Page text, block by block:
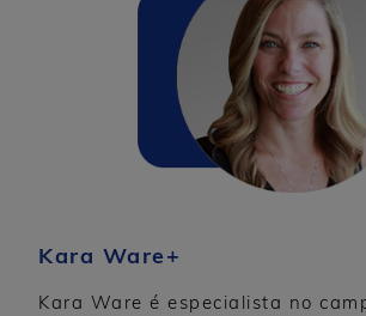
Kara Ware+
Kara Ware é especialista no